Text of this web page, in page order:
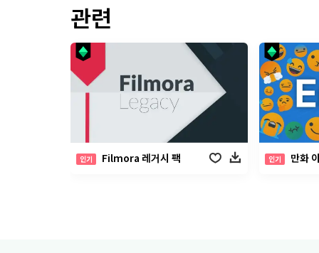
관련
인기 Filmora 레거시 팩 인기 만화